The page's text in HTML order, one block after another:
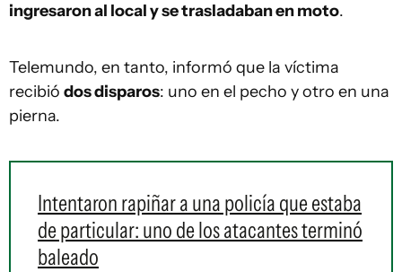
ingresaron al local y se trasladaban en moto.
Telemundo, en tanto, informó que la víctima
recibió dos disparos: uno en el pecho y otro en una
pierna.
Intentaron rapiñar a una policía que estaba
de particular: uno de los atacantes terminó
baleado